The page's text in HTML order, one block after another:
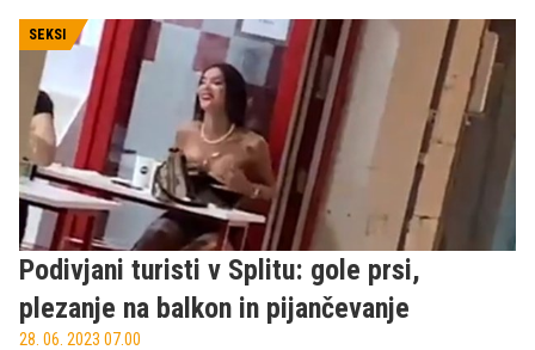
Hrvaškem?
SEKSI
Podivjani turisti v Splitu: gole prsi,
plezanje na balkon in pijančevanje
28. 06. 2023 07.00